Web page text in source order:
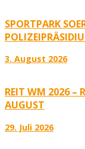
SPORTPARK
3. August 2026
REIT WM 2026 –
AUGUST
29. Juli 2026